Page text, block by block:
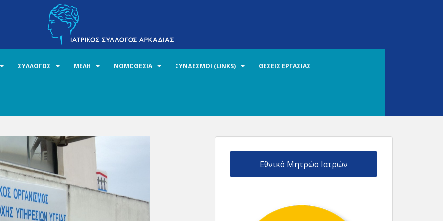
ΣΥΛΛΟΓΟΣ ΜΕΛΗ ΝΟΜΟΘΕΣΙΑ ΣΥΝΔΕΣΜΟΙ (LINKS) ΘΕΣΕΙΣ ΕΡΓΑΣΙΑΣ
Εθνικό Μητρώο Ιατρών